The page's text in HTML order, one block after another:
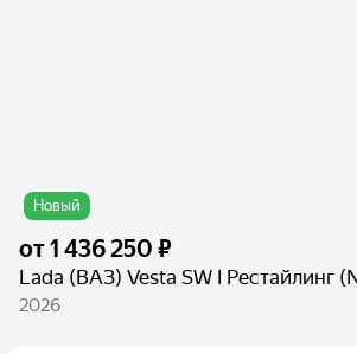
Новый
от1 436 250 ₽
Lada (ВАЗ) Vesta SW I Рестайлинг
2026